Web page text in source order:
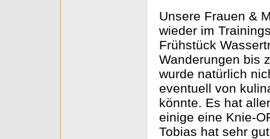
Unsere Frauen &
wieder im
Frühstück
Wanderungen bis
wurde natürlich
eventuell von
könnte. Es hat
einige eine Knie-
Tobias hat sehr